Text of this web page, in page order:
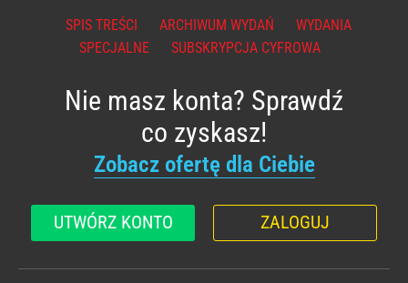
SPIS TREŚCI ARCHIWUM WYDAŃ
WYDANIA
SPECJALNE
SUBSKRYPCJA CYFROWA
Nie masz konta? Sprawdź
co zyskasz!
Zobacz ofertę dla Ciebie
UTWÓRZ KONTO ZALOGUJ